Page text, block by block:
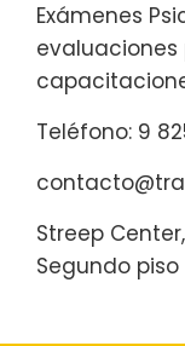
Exámenes
evaluaciones
Teléfono: 9
Streep
Segundo piso